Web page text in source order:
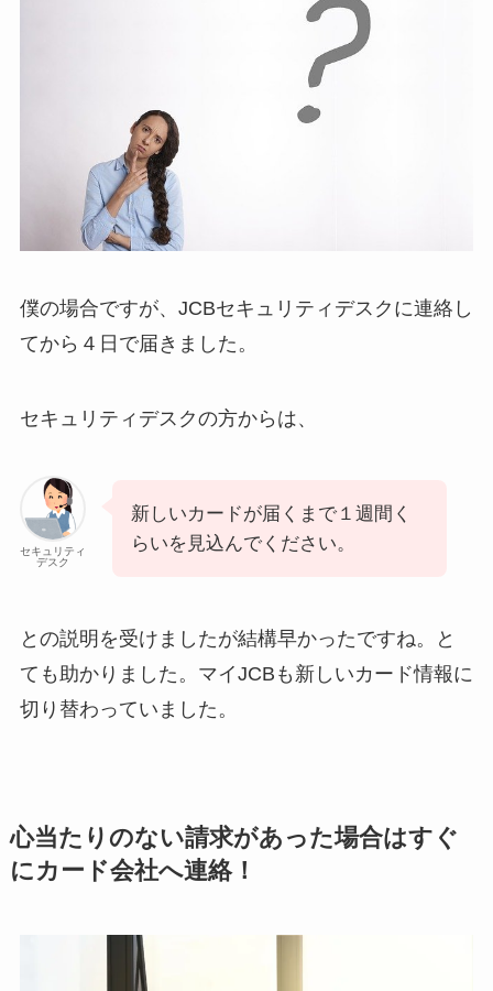
僕の場合ですが、JCBセキュリティデスクに連絡し
てから４日で届きました。
セキュリティデスクの方からは、
セキュリティ
デスク
新しいカードが届くまで１週間く
らいを見込んでください。
との説明を受けましたが結構早かったですね。と
ても助かりました。マイJCBも新しいカード情報に
切り替わっていました。
心当たりのない請求があった場合はすぐ
にカード会社へ連絡！